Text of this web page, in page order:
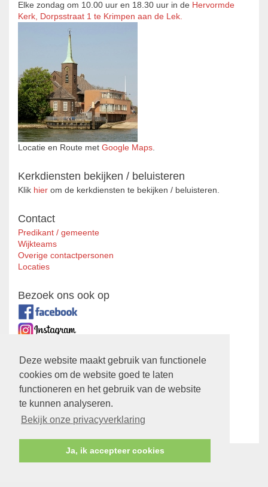
Deze website maakt gebruik van functionele
cookies om de website goed te laten
functioneren en het gebruik van de website
te kunnen analyseren.
Bekijk onze privacyverklaring
Ja, ik accepteer cookies
Elke zondag om 10.00 uur en 18.30 uur in de Hervormde
Kerk, Dorpsstraat 1 te Krimpen aan de Lek.
Locatie en Route met Google Maps.
Kerkdiensten bekijken / beluisteren
Klik hier om de kerkdiensten te bekijken / beluisteren.
Contact
Predikant / gemeente
Wijkteams
Overige contactpersonen
Locaties
Bezoek ons ook op
Zustergemeente
Ontmoetingskerk
Privacyverklaring
Bekijk hier onzePrivacyverklaring